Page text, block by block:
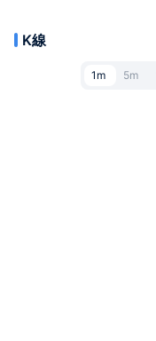
K線
1m 5m